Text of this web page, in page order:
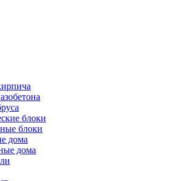
блоки
блоки
дома
дома